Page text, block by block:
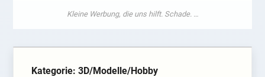
Kategorie: 3D/Modelle/Hobby